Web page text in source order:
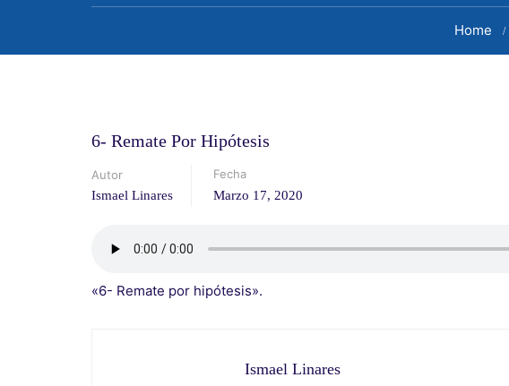
Home
6- Remate Por Hipótesis
Autor
Ismael Linares
Fecha
Marzo 17, 2020
«6- Remate por hipótesis».
Ismael Linares